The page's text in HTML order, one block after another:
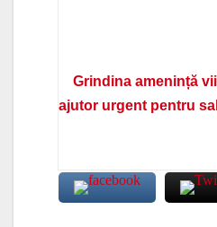
Grindina amenință
ajutor urgent pentru